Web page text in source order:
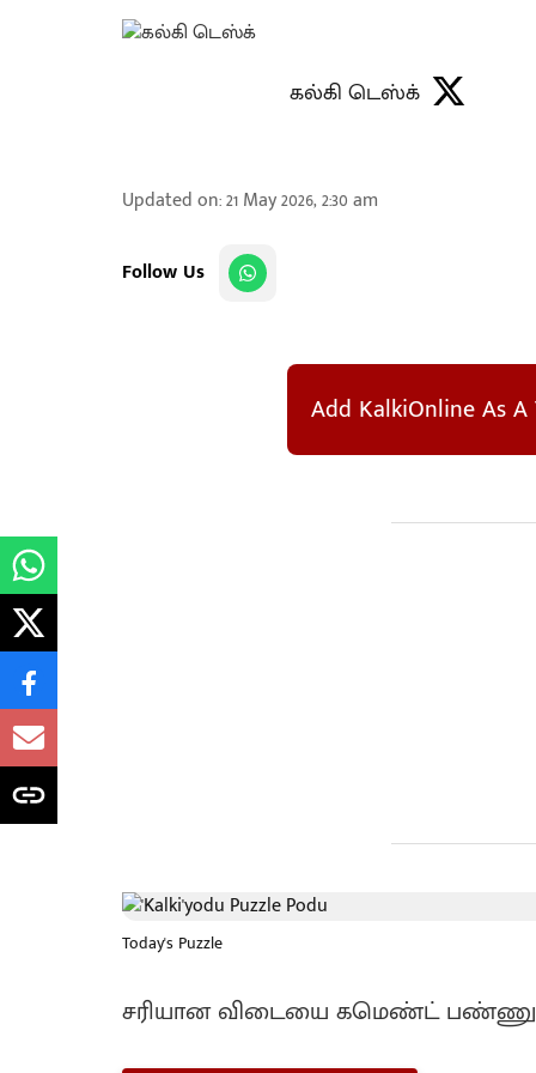
கல்கி டெஸ்க்
Updated on:21 May 2026, 2:30 am
Follow Us
Add KalkiOnline As A
Today's Puzzle
சரியான விடையை கமெண்ட்